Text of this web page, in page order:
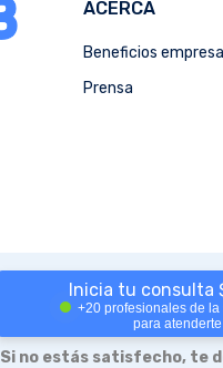
Inicia tu consulta
+20 profesionales de
para
Si no estás satisfecho, te
ACERCA
Beneficios
Prensa